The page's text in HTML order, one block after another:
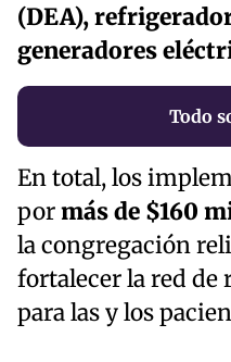
(DEA),
generadores
Todo
En total, los
pormás de $160
la congregación
fortalecer la red de
para las y los